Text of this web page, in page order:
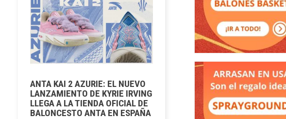
ANTA KAI 2 AZURIE: EL NUEVO
LANZAMIENTO DE KYRIE IRVING
LLEGA A LA TIENDA OFICIAL DE
BALONCESTO ANTA EN ESPAÑA